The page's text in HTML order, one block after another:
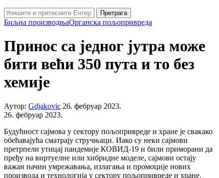
Претрага
Биљна производњаОрганска пољопривреда
Принос са једног јутра може
бити већи 350 пута и то без
хемије
Аутор: Gdjakovic 26. фебруар 2023.
26. фебруар 2023.
Будућност сајмова у сектору пољопривреде и хране је свакако
обећавајућа сматрају стручњаци. Иако су неки сајмови
претрпели утицај пандемије КОВИД-19 и били приморани да
пређу на виртуелне или хибридне моделе, сајмови остају
важан начин умрежавања, излагања и промоције нових
производа и технологија у сектору пољопривреде и хране.